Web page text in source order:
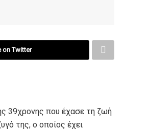
on Twitter
39χρονης που έχασε τη ζωή
της, ο οποίος έχει